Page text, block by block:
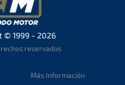
© 1999 - 2026
reservados
Más Información